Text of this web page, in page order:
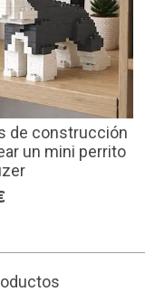
de construcción
un mini perrito